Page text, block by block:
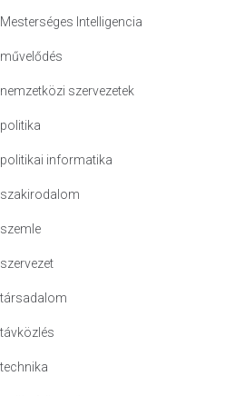
Mesterséges Intelligencia
művelődés
nemzetközi szervezetek
politika
politikai informatika
szakirodalom
szemle
szervezet
társadalom
távközlés
technika